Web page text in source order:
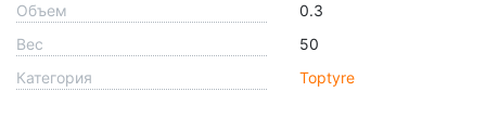
Объем
0.3
Вес
50
Категория
Toptyre